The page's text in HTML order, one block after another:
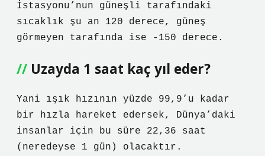
İstasyonu’nun güneşli tarafındaki
sıcaklık şu an 120 derece, güneş
görmeyen tarafında ise -150 derece.
Uzayda 1 saat kaç yıl eder?
Yani ışık hızının yüzde 99,9’u kadar
bir hızla hareket edersek, Dünya’daki
insanlar için bu süre 22,36 saat
(neredeyse 1 gün) olacaktır.